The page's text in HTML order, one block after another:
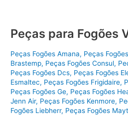
Peças para Fogões
Peças Fogões Amana, Peças
Brastemp, Peças Fogões Consul,
Peças Fogões Dcs, Peças Fogões
Esmaltec, Peças Fogões Frigidaire,
Peças Fogões Ge, Peças Fogões
Jenn Air, Peças Fogões Kenmore,
Fogões Liebherr, Peças Fogões